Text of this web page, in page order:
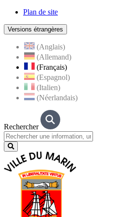
Plan de site
Versions étrangères
(Anglais)
(Allemand)
(Français)
(Espagnol)
(Italien)
(Néerlandais)
Rechercher
Lancer
la
recherche